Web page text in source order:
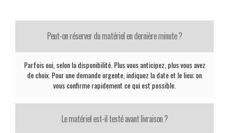
Peut-on réserver du matériel en dernière minute ?
Parfois oui, selon la disponibilité. Plus vous anticipez, plus vous avez
de choix. Pour une demande urgente, indiquez la date et le lieu: on
vous confirme rapidement ce qui est possible.
Le matériel est-il testé avant livraison ?